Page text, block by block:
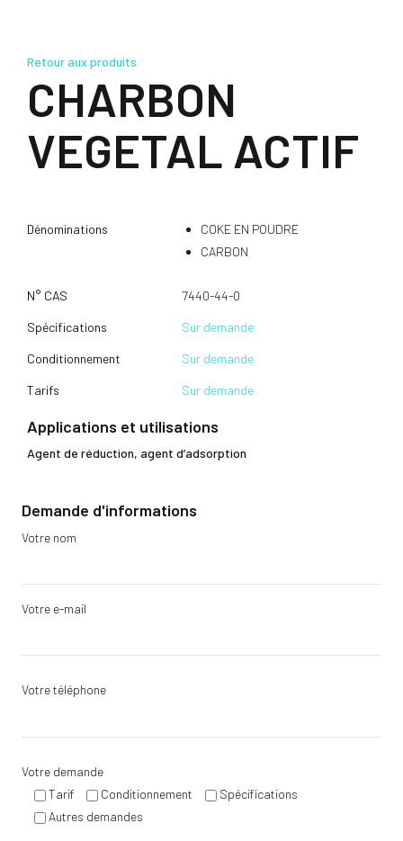
Retour aux produits
CHARBON
VEGETAL ACTIF
Dénominations
COKE EN POUDRE
CARBON
N° CAS 7440-44-0
Spécifications Sur demande
Conditionnement Sur demande
Tarifs Sur demande
Applications et utilisations
Agent de réduction, agent d’adsorption
Demande d'informations
Votre nom
Votre e-mail
Votre téléphone
Votre demande
Tarif
Conditionnement
Spécifications
Autres demandes